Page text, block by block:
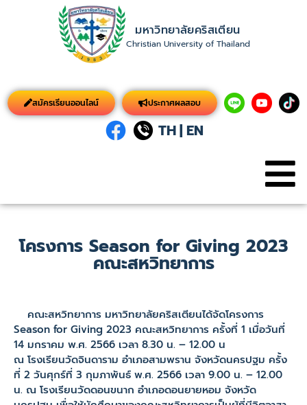
มหาวิทยาลัยคริสเตียน
Christian University of Thailand
สมัครเรียนออนไลน์ ประกาศผลสอบ
TH| EN
โครงการ Season for Giving 2023
คณะสหวิทยาการ
คณะสหวิทยาการ มหาวิทยาลัยคริสเตียนได้จัดโครงการ
Season for Giving 2023 คณะสหวิทยาการ ครั้งที่ 1 เมื่อวันที่
14 มกราคม พ.ศ. 2566 เวลา 8.30 น. – 12.00 น
ณ โรงเรียนวัดจินดาราม อำเภอสามพราน จังหวัดนครปฐม ครั้ง
ที่ 2 วันศุกร์ที่ 3 กุมภาพันธ์ พ.ศ. 2566 เวลา 9.00 น. – 12.00
น. ณ โรงเรียนวัดดอนขนาก อำเภอดอนยายหอม จังหวัด